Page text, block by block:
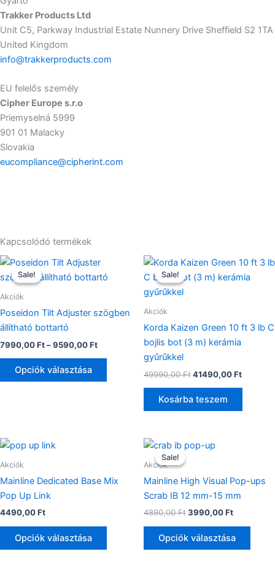
Trakker Products Ltd
Unit C5, Parkway Industrial Estate Nunnery Drive Sheffield S2 1TA
United Kingdom
info@trakkerproducts.com
EU felelős személy
Cipher Europe s.r.o
Priemyselná 5999
901 01 Malacky
Slovakia
eucompliance@cipherint.com
Kapcsolódó termékek
Sale!
Sale!
Akciók
Poseidon Tilt Adjuster szögben
állítható bottartó
7990,00Ft–9590,00Ft
Ártartomány:
-
Opciók választása
a
terméknek
variációja
változatok
a
termékoldalon
választhatók
Sale!
Sale!
Akciók
Korda Kaizen Green 10 ft 3 lb C
bojlis bot (3 m) kerámia
gyűrűkkel
49990,00Ft
Original
was:
41490,00Ft
Current
is:
Kosárba teszem
Akciók
Mainline Dedicated Base Mix
Pop Up Link
4490,00Ft
Opciók választása
változatok
Sale!
Sale!
Akciók
Mainline High Visual Pop-ups
Scrab IB 12 mm-15 mm
4890,00Ft
Original
price
3990,00Ft
Opciók választása
több